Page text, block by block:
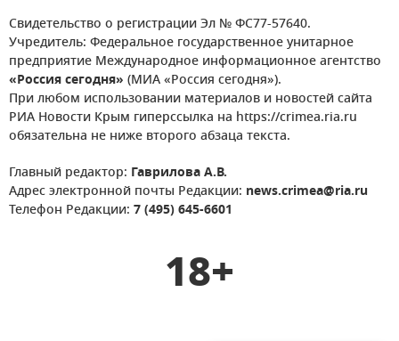
Свидетельство о регистрации Эл № ФС77-57640.
Учредитель: Федеральное государственное унитарное
предприятие Международное информационное агентство
«Россия сегодня» (МИА «Россия сегодня»).
При любом использовании материалов и новостей сайта
РИА Новости Крым гиперссылка на https://crimea.ria.ru
обязательна не ниже второго абзаца текста.
Главный редактор: Гаврилова А.В.
Адрес электронной почты Редакции: news.crimea@ria.ru
Телефон Редакции: 7 (495) 645-6601
18+